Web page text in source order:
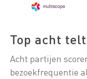
Top acht
Acht partijen
bezoekfrequentie